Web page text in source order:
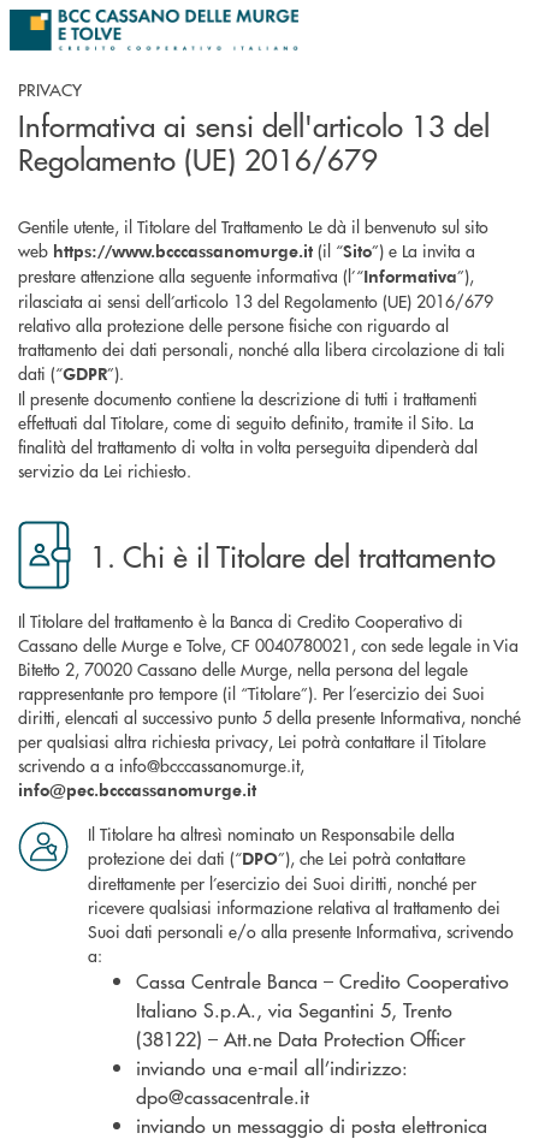
Salta al contenuto principale
PRIVACY
Informativa ai sensi dell'articolo 13 del
Regolamento (UE) 2016/679
Gentile utente, il Titolare del Trattamento Le dà il benvenuto sul sito
web https://www.bcccassanomurge.it (il “Sito”) e La invita a
prestare attenzione alla seguente informativa (l’“Informativa”),
rilasciata ai sensi dell’articolo 13 del Regolamento (UE) 2016/679
relativo alla protezione delle persone fisiche con riguardo al
trattamento dei dati personali, nonché alla libera circolazione di tali
dati (“GDPR”).
Il presente documento contiene la descrizione di tutti i trattamenti
effettuati dal Titolare, come di seguito definito, tramite il Sito. La
finalità del trattamento di volta in volta perseguita dipenderà dal
servizio da Lei richiesto.
1. Chi è il Titolare del trattamento
Il Titolare del trattamento è la Banca di Credito Cooperativo di
Cassano delle Murge e Tolve, CF 0040780021, con sede legale in Via
Bitetto 2, 70020 Cassano delle Murge, nella persona del legale
rappresentante pro tempore (il “Titolare”). Per l’esercizio dei Suoi
diritti, elencati al successivo punto 5 della presente Informativa, nonché
per qualsiasi altra richiesta privacy, Lei potrà contattare il Titolare
scrivendo a a info@bcccassanomurge.it,
info@pec.bcccassanomurge.it
Il Titolare ha altresì nominato un Responsabile della
protezione dei dati (“DPO”), che Lei potrà contattare
direttamente per l’esercizio dei Suoi diritti, nonché per
ricevere qualsiasi informazione relativa al trattamento dei
Suoi dati personali e/o alla presente Informativa, scrivendo
a:
Cassa Centrale Banca – Credito Cooperativo
Italiano S.p.A., via Segantini 5, Trento
(38122) – Att.ne Data Protection Officer
inviando una e-mail all’indirizzo:
dpo@cassacentrale.it
inviando un messaggio di posta elettronica